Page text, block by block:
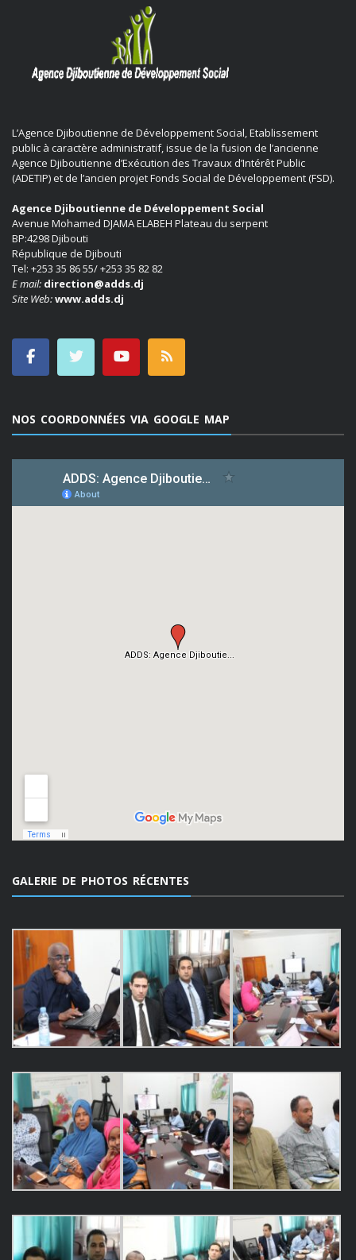
L’Agence Djiboutienne de Développement Social, Etablissement
public à caractère administratif, issue de la fusion de l’ancienne
Agence Djiboutienne d’Exécution des Travaux d’Intérêt Public
(ADETIP) et de l’ancien projet Fonds Social de Développement (FSD).
Agence Djiboutienne de Développement Social
Avenue Mohamed DJAMA ELABEH Plateau du serpent
BP:4298 Djibouti
République de Djibouti
Tel: +253 35 86 55/ +253 35 82 82
E mail: direction@adds.dj
Site Web:www.adds.dj
NOS COORDONNÉES VIA GOOGLE MAP
GALERIE DE PHOTOS RÉCENTES